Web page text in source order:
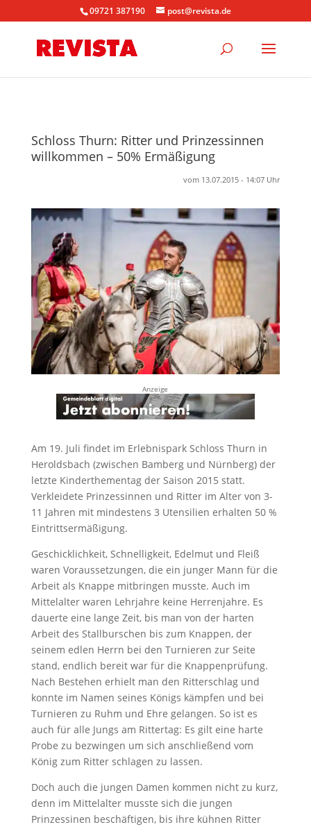
09721 387190 post@revista.de
Schloss Thurn: Ritter und Prinzessinnen
willkommen – 50% Ermäßigung
vom 13.07.2015 - 14:07 Uhr
Anzeige
Am 19. Juli findet im Erlebnispark Schloss Thurn in
Heroldsbach (zwischen Bamberg und Nürnberg) der
letzte Kinderthementag der Saison 2015 statt.
Verkleidete Prinzessinnen und Ritter im Alter von 3-
11 Jahren mit mindestens 3 Utensilien erhalten 50 %
Eintrittsermäßigung.
Geschicklichkeit, Schnelligkeit, Edelmut und Fleiß
waren Voraussetzungen, die ein junger Mann für die
Arbeit als Knappe mitbringen musste. Auch im
Mittelalter waren Lehrjahre keine Herrenjahre. Es
dauerte eine lange Zeit, bis man von der harten
Arbeit des Stallburschen bis zum Knappen, der
seinem edlen Herrn bei den Turnieren zur Seite
stand, endlich bereit war für die Knappenprüfung.
Nach Bestehen erhielt man den Ritterschlag und
konnte im Namen seines Königs kämpfen und bei
Turnieren zu Ruhm und Ehre gelangen. So ist es
auch für alle Jungs am Rittertag: Es gilt eine harte
Probe zu bezwingen um sich anschließend vom
König zum Ritter schlagen zu lassen.
Doch auch die jungen Damen kommen nicht zu kurz,
denn im Mittelalter musste sich die jungen
Prinzessinen beschäftigen, bis ihre kühnen Ritter